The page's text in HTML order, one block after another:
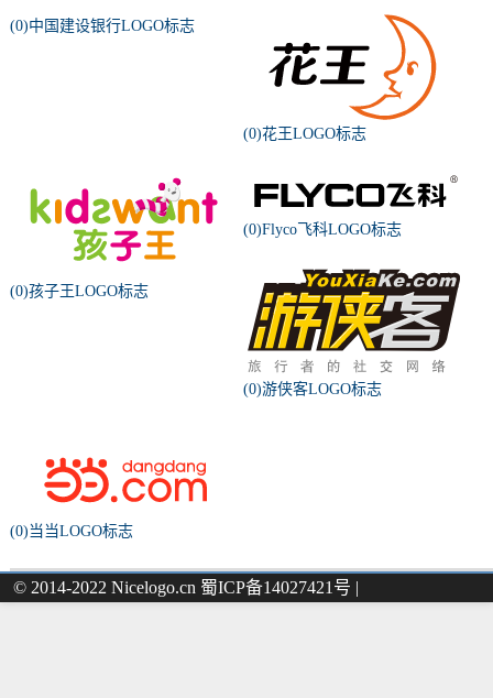
(0)中国建设银行LOGO标志
(0)花王LOGO标志
(0)孩子王LOGO标志
(0)Flyco飞科LOGO标志
(0)游侠客LOGO标志
(0)当当LOGO标志
© 2014-2022 Nicelogo.cn 蜀ICP备14027421号 |